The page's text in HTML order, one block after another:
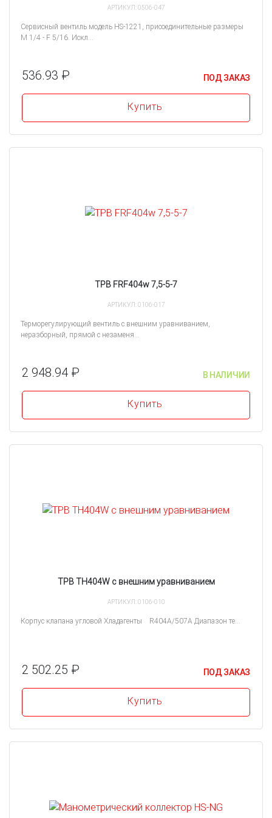
АРТИКУЛ: 0506-047
Сервисный вентиль модель HS-1221, присоединительные размеры
M 1/4 - F 5/16. Искл...
536.93 ₽ ПОД ЗАКАЗ
Купить
ТРВ FRF404w 7,5-5-7
АРТИКУЛ: 0106-017
Терморегулирующий вентиль с внешним уравниванием,
неразборный, прямой с незаменя...
2 948.94 ₽ В НАЛИЧИИ
Купить
ТРВ TH404W с внешним уравниванием
АРТИКУЛ: 0106-010
Корпус клапана угловой Хладагенты R404A/507А Диапазон те...
2 502.25 ₽ ПОД ЗАКАЗ
Купить